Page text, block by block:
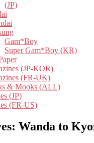
(JP)
Gam*Boy
Super Gam*Boy (KR)
(JP-KOR)
(FR-UK)
& Mooks (ALL)
(JP)
(FR-US)
Wanda to